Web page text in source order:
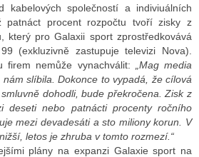
kabelových společností a indiviuálních
patnáct procent rozpočtu tvoří zisky z
který pro Galaxii sport zprostředkovává
(exkluzivně zastupuje televizi Nova).
firem nemůže vynachválit:
„Mag media
slíbila. Dokonce to vypadá, že cílová
dohodli, bude překročena. Zisk z
deseti nebo patnácti procenty ročního
mezi devadesáti a sto miliony korun. V
letos je zhruba v tomto rozmezí.“
plány na expanzi Galaxie sport na